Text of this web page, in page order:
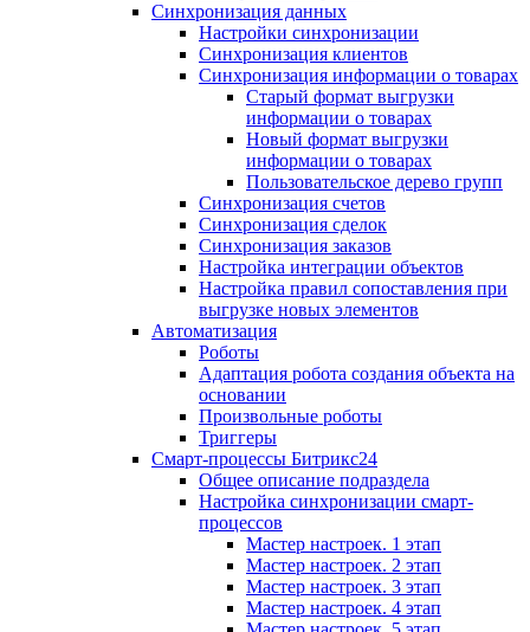
Синхронизация данных
Настройки синхронизации
Синхронизация клиентов
Синхронизация информации о товарах
Старый формат выгрузки
информации о товарах
Новый формат выгрузки
информации о товарах
Пользовательское дерево групп
Синхронизация счетов
Синхронизация сделок
Синхронизация заказов
Настройка интеграции объектов
Настройка правил сопоставления при
выгрузке новых элементов
Автоматизация
Роботы
Адаптация робота создания объекта на
основании
Произвольные роботы
Триггеры
Смарт-процессы Битрикс24
Общее описание подраздела
Настройка синхронизации смарт-
процессов
Мастер настроек. 1 этап
Мастер настроек. 2 этап
Мастер настроек. 3 этап
Мастер настроек. 4 этап